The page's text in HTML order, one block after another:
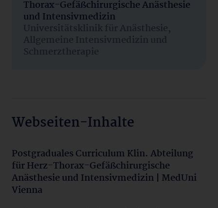
Thorax-Gefäßchirurgische Anästhesie
und Intensivmedizin
Universitätsklinik für Anästhesie,
Allgemeine Intensivmedizin und
Schmerztherapie
Webseiten-Inhalte
Postgraduales Curriculum Klin. Abteilung
für Herz-Thorax-Gefäßchirurgische
Anästhesie und Intensivmedizin | MedUni
Vienna